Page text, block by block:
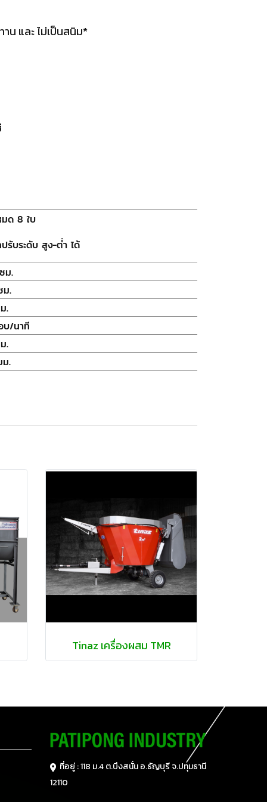
น และ ไม่เป็นสนิม*
มด 8 ใบ
รับระดับ สูง-ต่ำ ได้
ม.
ม.
.
บ/นาที
.
ม.
Tinaz เครื่องผสม TMR
ที่อยู่ : 118 ม.4 ต.บึงสนั่น อ.ธัญบุรีจ.ปทุมธานี
12110